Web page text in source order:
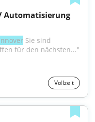
Automatisierung
Sie sind
für den nächsten..."
Vollzeit